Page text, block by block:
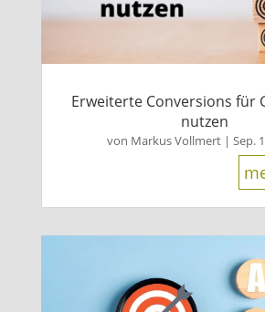
Erweiterte Conversions für
nutzen
von Markus Vollmert| Sep.